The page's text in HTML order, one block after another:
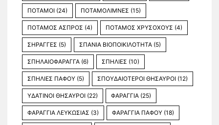
ΠΟΤΑΜΟΙ (24) ΠΟΤΑΜΟΛΙΜΝΕΣ (15)
ΠΟΤΑΜΟΣ ΑΣΠΡΟΣ (4) ΠΟΤΑΜΟΣ ΧΡΥΣΟΧΟΥΣ (4)
ΣΗΡΑΓΓΕΣ (5) ΣΠΑΝΙΑ ΒΙΟΠΟΙΚΙΛΟΤΗΤΑ (5)
ΣΠΗΛΑΙΟΦΑΡΑΓΓΑ (6) ΣΠΗΛΙΕΣ (10)
ΣΠΗΛΙΕΣ ΠΑΦΟΥ (5) ΣΠΟΥΔΑΙΟΤΕΡΟΙ ΘΗΣΑΥΡΟΙ (12)
ΥΔΑΤΙΝΟΙ ΘΗΣΑΥΡΟΙ (22) ΦΑΡΑΓΓΙΑ (25)
ΦΑΡΑΓΓΙΑ ΛΕΥΚΩΣΙΑΣ (3) ΦΑΡΑΓΓΙΑ ΠΑΦΟΥ (18)